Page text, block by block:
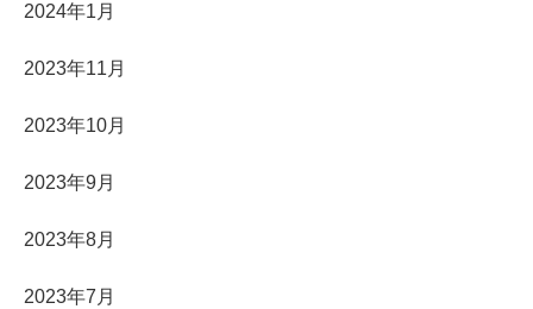
2024年1月
2023年11月
2023年10月
2023年9月
2023年8月
2023年7月